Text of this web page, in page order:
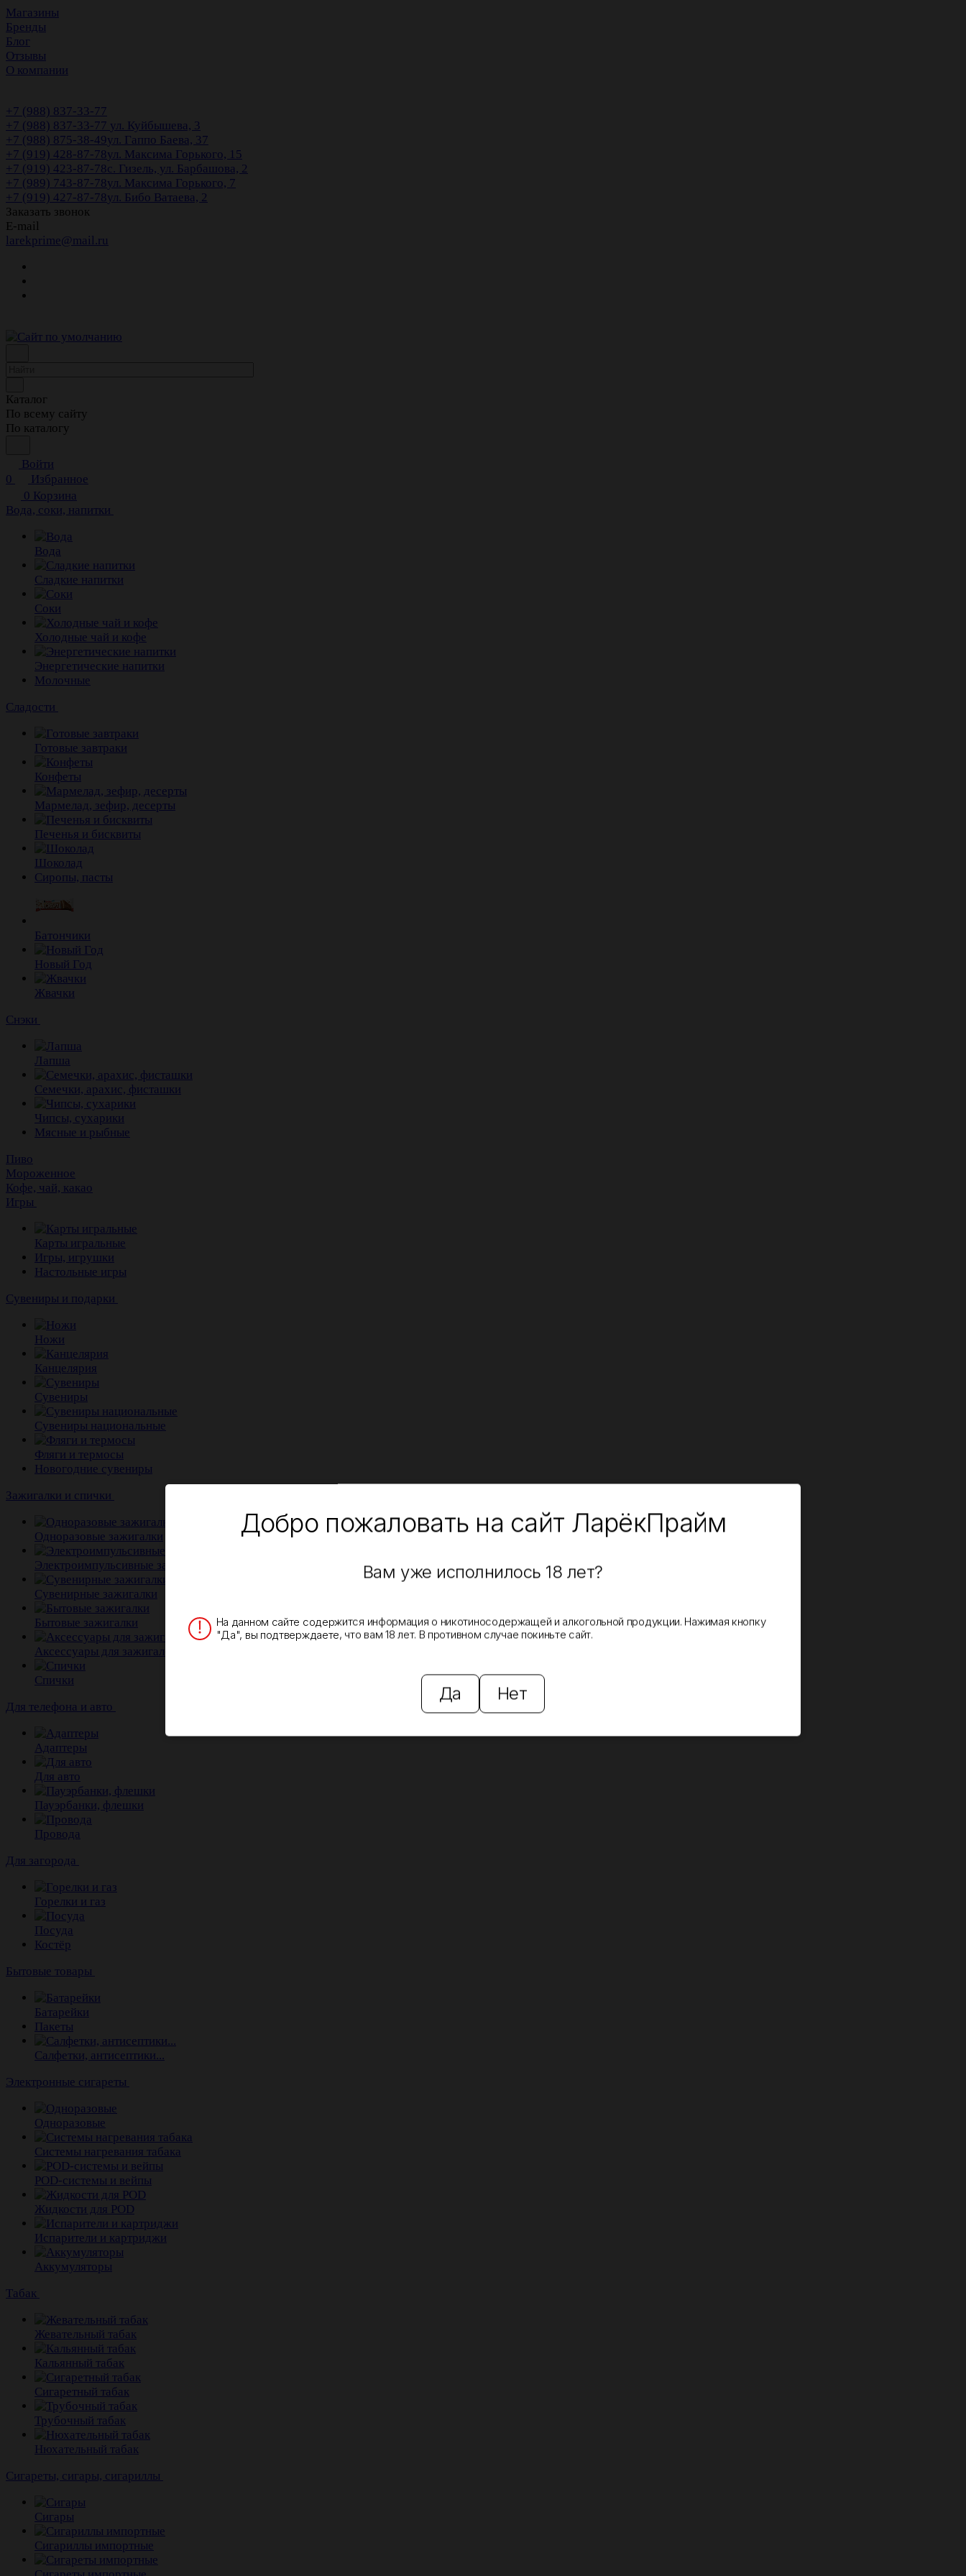
Магазины
Бренды
Блог
Отзывы
О компании
+7 (988) 837-33-77
+7 (988) 837-33-77 ул. Куйбышева, 3
+7 (988) 875-38-49ул. Гаппо Баева, 37
+7 (919) 428-87-78ул. Максима Горького, 15
+7 (919) 423-87-78с. Гизель, ул. Барбашова, 2
+7 (989) 743-87-78ул. Максима Горького, 7
+7 (919) 427-87-78ул. Бибо Ватаева, 2
Заказать звонок
E-mail
larekprime@mail.ru
Каталог
По всему сайту
По каталогу
Войти
0
Избранное
0 Корзина
Вода, соки, напитки
Вода
Сладкие напитки
Соки
Холодные чай и кофе
Энергетические напитки
Молочные
Сладости
Готовые завтраки
Конфеты
Мармелад, зефир, десерты
Печенья и бисквиты
Шоколад
Сиропы, пасты
Батончики
Новый Год
Жвачки
Снэки
Лапша
Семечки, арахис, фисташки
Чипсы, сухарики
Мясные и рыбные
Пиво
Мороженное
Кофе, чай, какао
Игры
Карты игральные
Игры, игрушки
Настольные игры
Сувениры и подарки
Ножи
Канцелярия
Сувениры
Сувениры национальные
Фляги и термосы
Новогодние сувениры
Зажигалки и спички
Одноразовые зажигалки
Электроимпульсивные зажигалки
Сувенирные зажигалки
Бытовые зажигалки
Аксессуары для зажигалок
Спички
Для телефона и авто
Адаптеры
Для авто
Пауэрбанки, флешки
Провода
Для загорода
Горелки и газ
Посуда
Костёр
Бытовые товары
Батарейки
Пакеты
Салфетки, антисептики...
Электронные сигареты
Одноразовые
Системы нагревания табака
POD-системы и вейпы
Жидкости для POD
Испарители и картриджи
Аккумуляторы
Табак
Жевательный табак
Кальянный табак
Сигаретный табак
Трубочный табак
Нюхательный табак
Cигареты, сигары, сигариллы
Сигары
Сигариллы импортные
Добро пожаловать на сайт ЛарёкПрайм
Вам уже исполнилось 18 лет?
На данном сайте содержится информация о никотиносодержащей и алкогольной продукции. Нажимая кнопку
"Да", вы подтверждаете, что вам 18 лет. В противном случае покиньте сайт.
Да Нет